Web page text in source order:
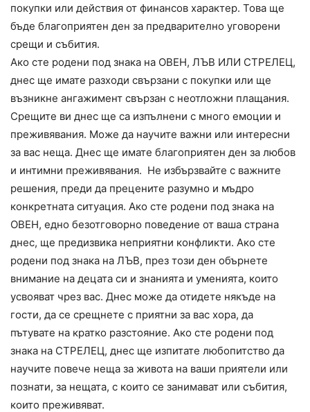
покупки или действия от финансов характер. Това ще
бъде благоприятен ден за предварително уговорени
срещи и събития.
Ако сте родени под знака на ОВЕН, ЛЪВ ИЛИ СТРЕЛЕЦ,
днес ще имате разходи свързани с покупки или ще
възникне ангажимент свързан с неотложни плащания.
Срещите ви днес ще са изпълнени с много емоции и
преживявания. Може да научите важни или интересни
за вас неща. Днес ще имате благоприятен ден за любов
и интимни преживявания. Не избързвайте с важните
решения, преди да прецените разумно и мъдро
конкретната ситуация. Ако сте родени под знака на
ОВЕН, едно безотговорно поведение от ваша страна
днес, ще предизвика неприятни конфликти. Ако сте
родени под знака на ЛЪВ, през този ден обърнете
внимание на децата си и знанията и уменията, които
усвояват чрез вас. Днес може да отидете някъде на
гости, да се срещнете с приятни за вас хора, да
пътувате на кратко разстояние. Ако сте родени под
знака на СТРЕЛЕЦ, днес ще изпитате любопитство да
научите повече неща за живота на ваши приятели или
познати, за нещата, с които се занимават или събития,
които преживяват.